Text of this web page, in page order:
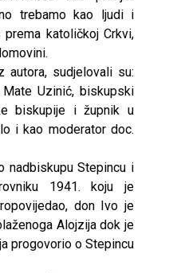
trebamo kao ljudi i
katoličkoj Crkvi,
autora, sudjelovali su:
Uzinić, biskupski
biskupije i župnik u
i kao moderator doc.
nadbiskupu Stepincu i
1941. koju je
don Ivo je
Alojzija dok je
progovorio o Stepincu